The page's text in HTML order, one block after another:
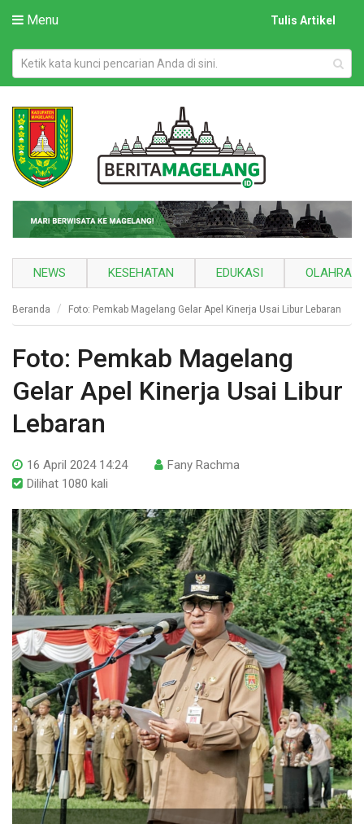
Menu Tulis Artikel
NEWS KESEHATAN EDUKASI
Beranda Foto: Pemkab Magelang Gelar Apel Kinerja Usai Libur Lebaran
Foto: Pemkab Magelang
Gelar Apel Kinerja Usai Libur
Lebaran
16 April 2024 14:24
Fany Rachma
Dilihat 1080 kali